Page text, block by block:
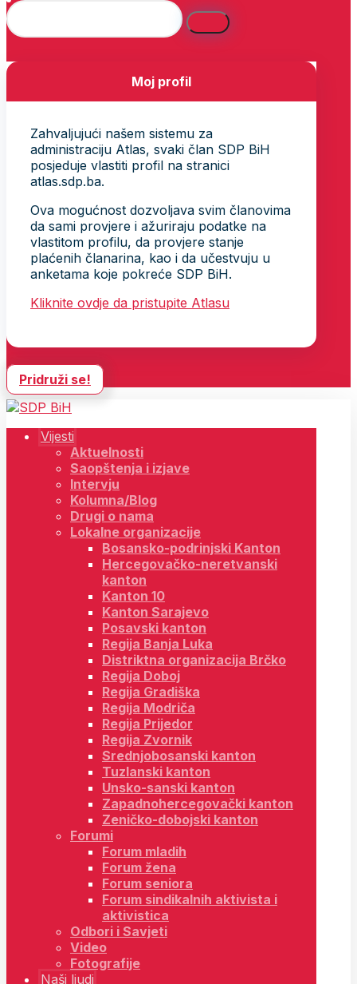
Moj profil
Zahvaljujući našem sistemu za
administraciju Atlas, svaki član SDP BiH
posjeduje vlastiti profil na stranici
atlas.sdp.ba.
Ova mogućnost dozvoljava svim članovima
da sami provjere i ažuriraju podatke na
vlastitom profilu, da provjere stanje
plaćenih članarina, kao i da učestvuju u
anketama koje pokreće SDP BiH.
Kliknite ovdje da pristupite Atlasu
Pridruži se!
Vijesti
Aktuelnosti
Saopštenja i izjave
Intervju
Kolumna/Blog
Drugi o nama
Lokalne organizacije
Bosansko-podrinjski Kanton
Hercegovačko-neretvanski
kanton
Kanton 10
Kanton Sarajevo
Posavski kanton
Regija Banja Luka
Distriktna organizacija Brčko
Regija Doboj
Regija Gradiška
Regija Modriča
Regija Prijedor
Regija Zvornik
Srednjobosanski kanton
Tuzlanski kanton
Unsko-sanski kanton
Zapadnohercegovački kanton
Zeničko-dobojski kanton
Forumi
Forum mladih
Forum žena
Forum seniora
Forum sindikalnih aktivista i
aktivistica
Odbori i Savjeti
Video
Fotografije
Naši ljudi